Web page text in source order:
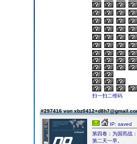
扫一扫二维码
#297416 von
IP: saved
第四卷：为国而战
第二天一早。